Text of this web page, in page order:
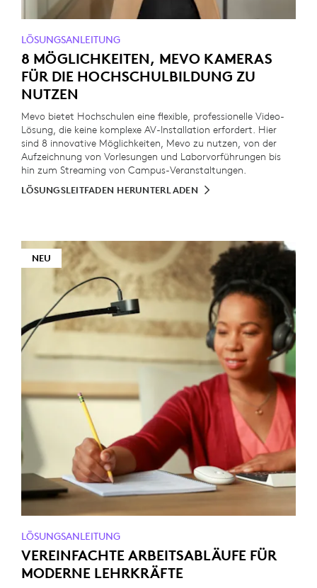
LÖSUNGSANLEITUNG
8 MÖGLICHKEITEN, MEVO KAMERAS
FÜR DIE HOCHSCHULBILDUNG ZU
NUTZEN
Mevo bietet Hochschulen eine flexible, professionelle Video-
Lösung, die keine komplexe AV-Installation erfordert. Hier
sind 8 innovative Möglichkeiten, Mevo zu nutzen, von der
Aufzeichnung von Vorlesungen und Laborvorführungen bis
hin zum Streaming von Campus-Veranstaltungen.
LÖSUNGSLEITFADEN HERUNTERLADEN
NEU
LÖSUNGSANLEITUNG
VEREINFACHTE ARBEITSABLÄUFE FÜR
MODERNE LEHRKRÄFTE